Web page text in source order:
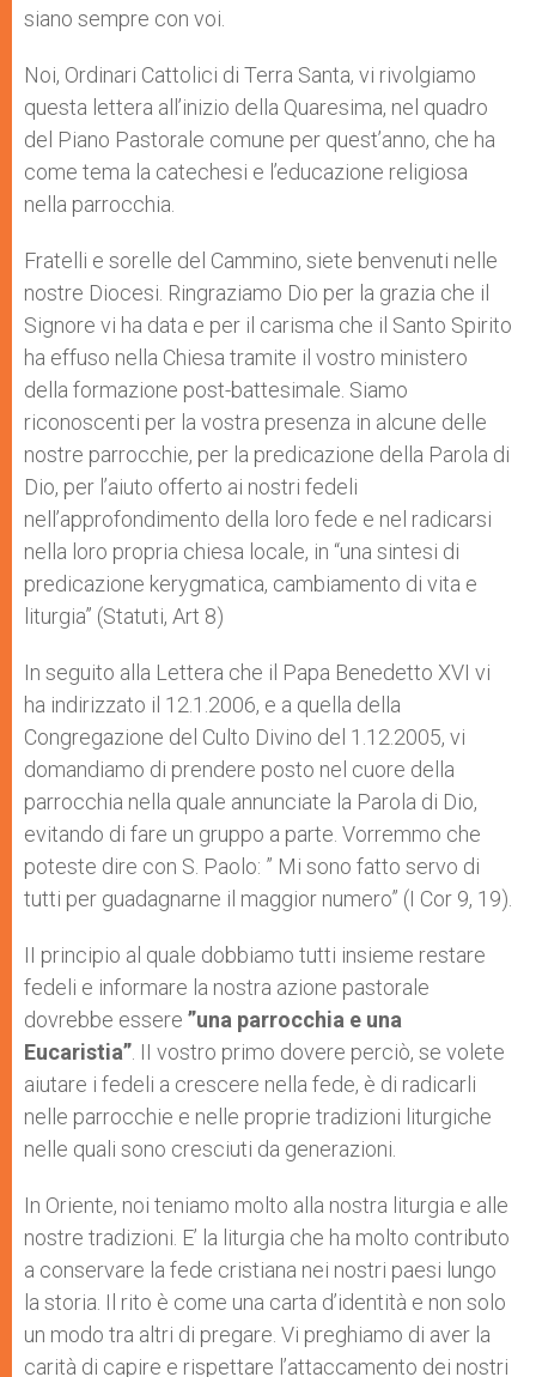
siano sempre con voi.
Noi, Ordinari Cattolici di Terra Santa, vi rivolgiamo
questa lettera all’inizio della Quaresima, nel quadro
del Piano Pastorale comune per quest’anno, che ha
come tema la catechesi e l’educazione religiosa
nella parrocchia.
Fratelli e sorelle del Cammino, siete benvenuti nelle
nostre Diocesi. Ringraziamo Dio per la grazia che il
Signore vi ha data e per il carisma che il Santo Spirito
ha effuso nella Chiesa tramite il vostro ministero
della formazione post-battesimale. Siamo
riconoscenti per la vostra presenza in alcune delle
nostre parrocchie, per la predicazione della Parola di
Dio, per l’aiuto offerto ai nostri fedeli
nell’approfondimento della loro fede e nel radicarsi
nella loro propria chiesa locale, in “una sintesi di
predicazione kerygmatica, cambiamento di vita e
liturgia” (Statuti, Art 8)
In seguito alla Lettera che il Papa Benedetto XVI vi
ha indirizzato il 12.1.2006, e a quella della
Congregazione del Culto Divino del 1.12.2005, vi
domandiamo di prendere posto nel cuore della
parrocchia nella quale annunciate la Parola di Dio,
evitando di fare un gruppo a parte. Vorremmo che
poteste dire con S. Paolo: ” Mi sono fatto servo di
tutti per guadagnarne il maggior numero” (I Cor 9, 19).
II principio al quale dobbiamo tutti insieme restare
fedeli e informare la nostra azione pastorale
dovrebbe essere ”una parrocchia e una
Eucaristia” . II vostro primo dovere perciò, se volete
aiutare i fedeli a crescere nella fede, è di radicarli
nelle parrocchie e nelle proprie tradizioni liturgiche
nelle quali sono cresciuti da generazioni.
In Oriente, noi teniamo molto alla nostra liturgia e alle
nostre tradizioni. E’ la liturgia che ha molto contributo
a conservare la fede cristiana nei nostri paesi lungo
la storia. Il rito è come una carta d’identità e non solo
un modo tra altri di pregare. Vi preghiamo di aver la
carità di capire e rispettare l’attaccamento dei nostri